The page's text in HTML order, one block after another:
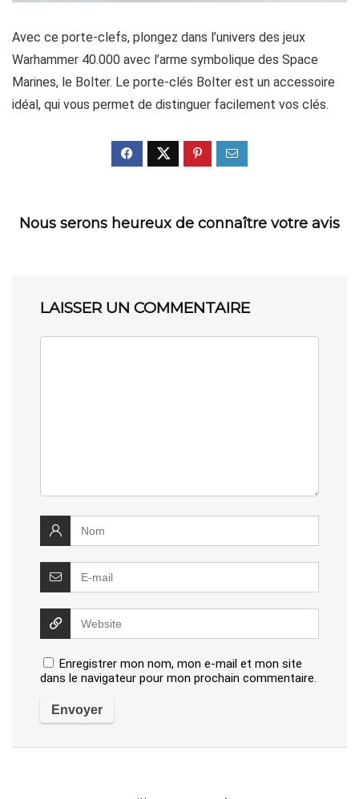
Avec ce porte-clefs, plongez dans l’univers des jeux
Warhammer 40.000 avec l’arme symbolique des Space
Marines, le Bolter. Le porte-clés Bolter est un accessoire
idéal, qui vous permet de distinguer facilement vos clés.
Nous serons heureux de connaître votre avis
LAISSER UN COMMENTAIRE
Enregistrer mon nom, mon e-mail et mon site
dans le navigateur pour mon prochain commentaire.